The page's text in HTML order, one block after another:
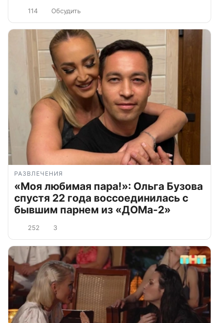
114 Обсудить
РАЗВЛЕЧЕНИЯ
«Моя любимая пара!»: Ольга Бузова
спустя 22 года воссоединилась с
бывшим парнем из «ДОМа-2»
252 3